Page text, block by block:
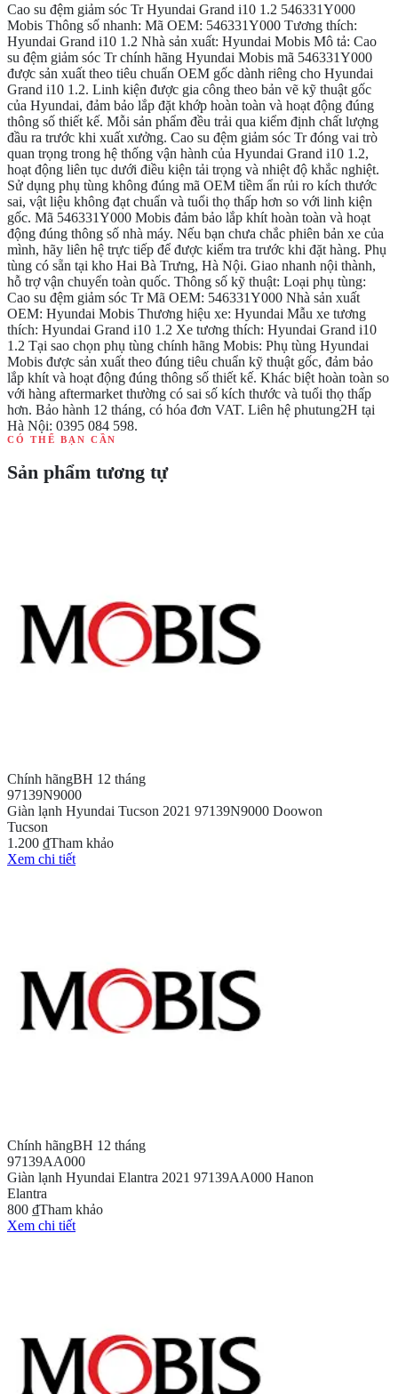
Cao su đệm giảm sóc Tr Hyundai Grand i10 1.2 546331Y000
Mobis Thông số nhanh: Mã OEM: 546331Y000 Tương thích:
Hyundai Grand i10 1.2 Nhà sản xuất: Hyundai Mobis Mô tả: Cao
su đệm giảm sóc Tr chính hãng Hyundai Mobis mã 546331Y000
được sản xuất theo tiêu chuẩn OEM gốc dành riêng cho Hyundai
Grand i10 1.2. Linh kiện được gia công theo bản vẽ kỹ thuật gốc
của Hyundai, đảm bảo lắp đặt khớp hoàn toàn và hoạt động đúng
thông số thiết kế. Mỗi sản phẩm đều trải qua kiểm định chất lượng
đầu ra trước khi xuất xưởng. Cao su đệm giảm sóc Tr đóng vai trò
quan trọng trong hệ thống vận hành của Hyundai Grand i10 1.2,
hoạt động liên tục dưới điều kiện tải trọng và nhiệt độ khắc nghiệt.
Sử dụng phụ tùng không đúng mã OEM tiềm ẩn rủi ro kích thước
sai, vật liệu không đạt chuẩn và tuổi thọ thấp hơn so với linh kiện
gốc. Mã 546331Y000 Mobis đảm bảo lắp khít hoàn toàn và hoạt
động đúng thông số nhà máy. Nếu bạn chưa chắc phiên bản xe của
mình, hãy liên hệ trực tiếp để được kiểm tra trước khi đặt hàng. Phụ
tùng có sẵn tại kho Hai Bà Trưng, Hà Nội. Giao nhanh nội thành,
hỗ trợ vận chuyển toàn quốc. Thông số kỹ thuật: Loại phụ tùng:
Cao su đệm giảm sóc Tr Mã OEM: 546331Y000 Nhà sản xuất
OEM: Hyundai Mobis Thương hiệu xe: Hyundai Mẫu xe tương
thích: Hyundai Grand i10 1.2 Xe tương thích: Hyundai Grand i10
1.2 Tại sao chọn phụ tùng chính hãng Mobis: Phụ tùng Hyundai
Mobis được sản xuất theo đúng tiêu chuẩn kỹ thuật gốc, đảm bảo
lắp khít và hoạt động đúng thông số thiết kế. Khác biệt hoàn toàn so
với hàng aftermarket thường có sai số kích thước và tuổi thọ thấp
hơn. Bảo hành 12 tháng, có hóa đơn VAT. Liên hệ phutung2H tại
Hà Nội: 0395 084 598.
CÓ THỂ BẠN CẦN
Sản phẩm tương tự
Chính hãngBH 12 tháng
97139N9000
Giàn lạnh Hyundai Tucson 2021 97139N9000 Doowon
Tucson
1.200 ₫Tham khảo
Xem chi tiết
Chính hãngBH 12 tháng
97139AA000
Giàn lạnh Hyundai Elantra 2021 97139AA000 Hanon
Elantra
800 ₫Tham khảo
Xem chi tiết